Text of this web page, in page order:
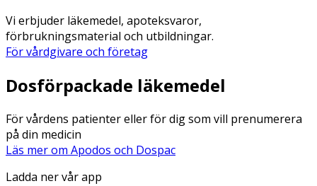
Vi erbjuder läkemedel, apoteksvaror,
förbrukningsmaterial och utbildningar.
För vårdgivare och företag
Dosförpackade läkemedel
För vårdens patienter eller för dig som vill prenumerera
på din medicin
Läs mer om Apodos och Dospac
Ladda ner vår app